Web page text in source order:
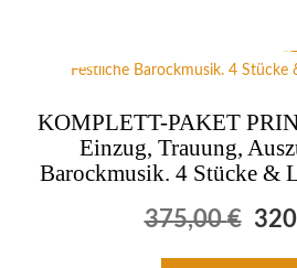
KOMPLETT-PAKET
Einzug, Trauung,
Barockmusik. 4 Stücke &
375,00€
Preis